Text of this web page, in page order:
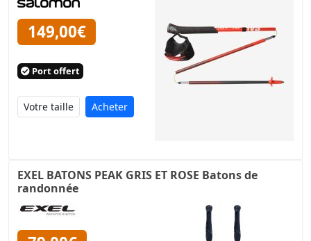
149,00€
Port offert
Acheter
EXEL BATONS PEAK GRIS ET ROSE Batons de
randonnée